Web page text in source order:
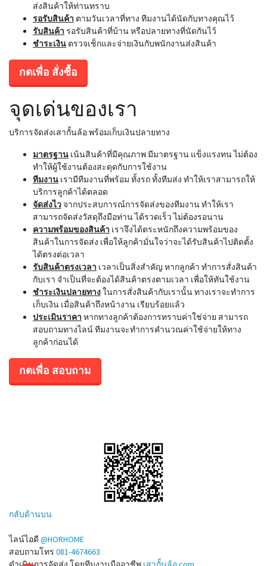
ส่งสินค้าให้ท่านทราบ
รอรับสินค้า ตามวันเวลาที่ทาง ทีมงานได้นัดกับทางคุณไว้
รับสินค้า รอรับสินค้าที่บ้าน หรือปลายทางที่นัดกันไว้
ชำระเงิน ตรวจเช็กและจ่ายเงินกับพนักงานส่งสินค้า
กดเพื่อ สั่งซื้อ
จุดเด่นของเรา
บริการจัดส่งเสากั้นล้อ พร้อมเก็บเงินปลายทาง
มาตรฐาน เน้นสินค้าที่มีคุณภาพ มีมาตรฐาน แข็งแรงทน ไม่ต้อง
ทำให้ผู้ใช้งานต้องสะดุดกับการใช้งาน
ทีมงาน เรามีทีมงานที่พร้อม ทั้งรถ ทั้งทีมส่ง ทำให้เราสามารถให้
บริการลูกค้าได้ตลอด
จัดส่งไว จากประสบการณ์การจัดส่งของทีมงาน ทำให้เรา
สามารถจัดส่งวัสดุถึงมือท่าน ได้รวดเร็ว ไม่ต้องรอนาน
ความพร้อมของสินค้า เราจึงได้ตระหนักถึงความพร้อมของ
สินค้าในการจัดส่ง เพื่อให้ลูกค้ามั่นใจว่าจะได้รับสินค้าไปติดตั้ง
ได้ตรงต่อเวลา
รับสินค้าตรงเวลา เวลาเป็นสิ่งสำคัญ หากลูกค้า ทำการสั่งสินค้า
กับเรา จำเป็นที่จะต้องได้สินค้าตรงตามเวลา เพื่อให้ทันใช้งาน
ชำระเงินปลายทางในการสั่งสินค้ากับเรานั้น ทางเราจะทำการ
เก็บเงิน เมื่อสินค้าถึงหน้างาน เรียบร้อยแล้ว
ประเมินราคา หากทางลูกค้าต้องการทราบค่าใช่จ่าย สามารถ
สอบถามทางไลน์ ทีมงานจะทำการคำนวณค่าใช้จ่ายให้ทาง
ลูกค้าก่อนได้
กดเพื่อ สอบถาม
กลับด้านบน
ไลน์ไอดี @HORHOME
สอบถามโทร 081-4674663